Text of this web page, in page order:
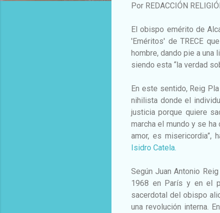
Por REDACCIÓN
El obispo emérito de
'Eméritos' de TRECE
hombre, dando pie a una
siendo esta “la verdad
En este sentido, Reig
nihilista donde el
justicia porque quiere
marcha el mundo y se
amor, es misericordia”,
Isidro Catela.
Según Juan Antonio
1968 en París y en el
sacerdotal del obispo
una revolución interna.